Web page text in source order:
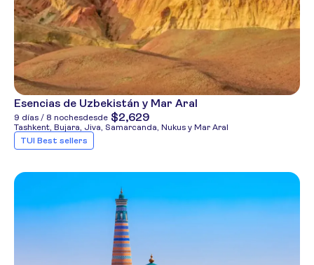
Esencias de Uzbekistán y Mar Aral
9 días / 8 nochesdesde $2,629
Tashkent, Bujara, Jiva, Samarcanda, Nukus y Mar Aral
TUI Best sellers